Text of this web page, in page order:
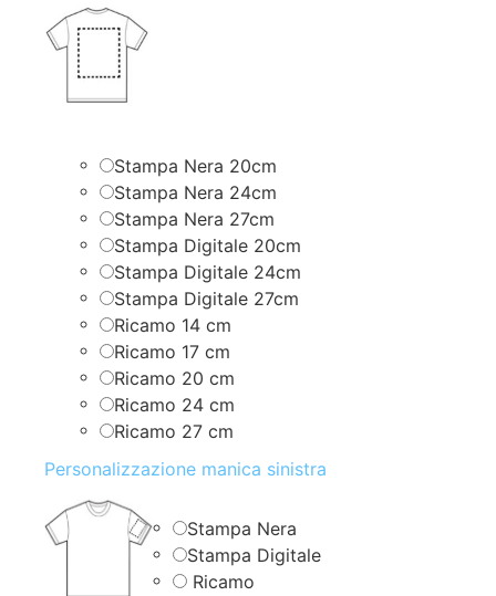
Stampa Nera 20cm
Stampa Nera 24cm
Stampa Nera 27cm
Stampa Digitale 20cm
Stampa Digitale 24cm
Stampa Digitale 27cm
Ricamo 14 cm
Ricamo 17 cm
Ricamo 20 cm
Ricamo 24 cm
Ricamo 27 cm
Personalizzazione manica sinistra
Stampa Nera
Stampa Digitale
Ricamo